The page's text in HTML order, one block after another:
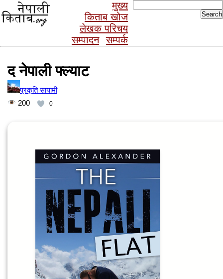
मुख्य
किताब खोज
लेखक परिचय
सम्पादन
सम्पर्क
for:
द नेपाली फ्ल्याट
प्रकृति सायामी
200
0